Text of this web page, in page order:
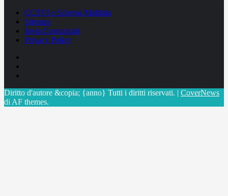
CCSVI e Sclerosi Multipla
Sitemap
Invia Comunicati
Privacy Policy
Diritto d'autore &copia; {anno} Tutti i diritti riservati. | CoverNews
di AF themes.